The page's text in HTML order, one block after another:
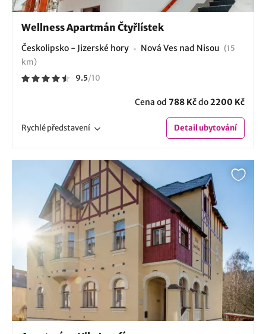
Wellness Apartmán Čtyřlístek
Českolipsko - Jizerské hory Nová Ves nad Nisou (15
km)
9.5/10
Cena od 788 Kčdo2200 Kč
Rychlépředstavení Detailubytování